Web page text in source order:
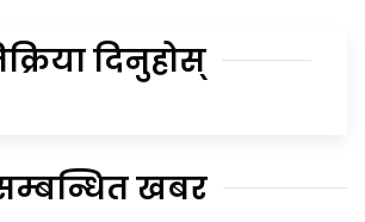
दिनुहोस्
खबर